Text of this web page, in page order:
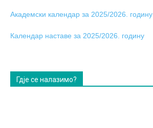
Академски календар за 2025/2026. годину
Календар наставе за 2025/2026. годину
Гдје се налазимо?